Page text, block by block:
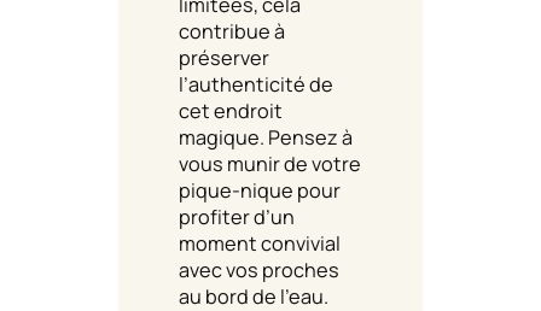
contribue à
préserver
l’authenticité de
cet endroit
magique. Pensez à
vous munir de votre
pique-nique pour
profiter d’un
moment convivial
avec vos proches
au bord de l’eau.